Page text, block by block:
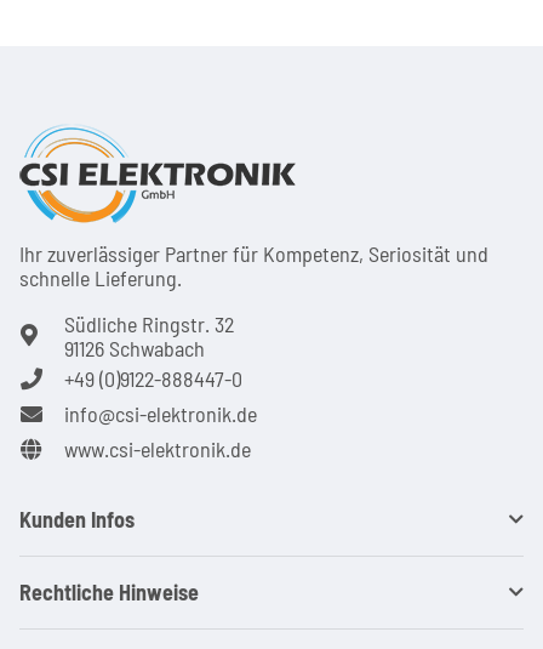
Ihr zuver­läs­siger Partner für Kom­pe­tenz, Seri­osi­tät und
schnel­le Lie­ferung.
Südliche Ringstr. 32
91126 Schwabach
+49 (0)9122-888447-0
info@csi-elektronik.de
www.csi-elektronik.de
Kunden Infos
Rechtliche Hinweise